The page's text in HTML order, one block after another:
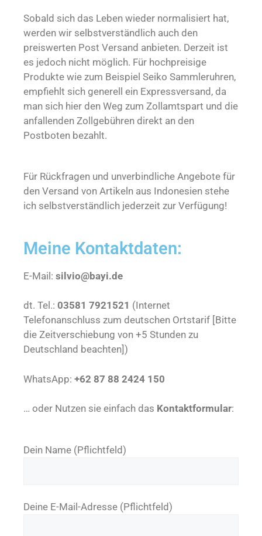
Sobald sich das Leben wieder normalisiert hat,
werden wir selbstverständlich auch den
preiswerten Post Versand anbieten. Derzeit ist
es jedoch nicht möglich. Für hochpreisige
Produkte wie zum Beispiel Seiko Sammleruhren,
empfiehlt sich generell ein Expressversand, da
man sich hier den Weg zum Zollamtspart und die
anfallenden Zollgebühren direkt an den
Postboten bezahlt.
Für Rückfragen und unverbindliche Angebote für
den Versand von Artikeln aus Indonesien stehe
ich selbstverständlich jederzeit zur Verfügung!
Meine Kontaktdaten:
E-Mail: silvio@bayi.de
dt. Tel.: 03581 7921521 (Internet
Telefonanschluss zum deutschen Ortstarif [Bitte
die Zeitverschiebung von +5 Stunden zu
Deutschland beachten])
WhatsApp: +62 87 88 2424 150
… oder Nutzen sie einfach das Kontaktformular:
Dein Name (Pflichtfeld)
Deine E-Mail-Adresse (Pflichtfeld)